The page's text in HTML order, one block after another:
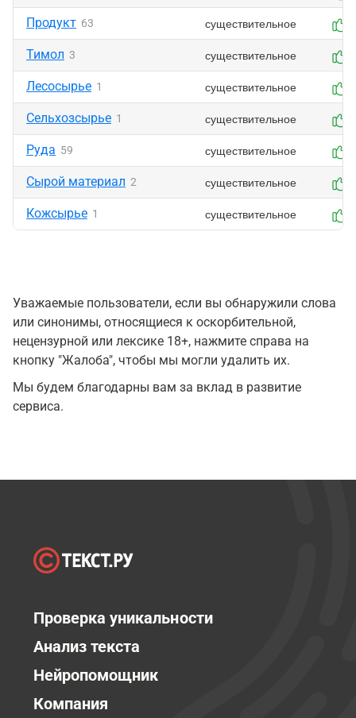
Продукт 63 существительное
Тимол 3 существительное
Лесосырье 1 существительное
Сельхозсырье 1 существительное
Руда 59 существительное
Сырой материал 2 существительное
Кожсырье 1 существительное
Уважаемые пользователи, если вы обнаружили слова
или синонимы, относящиеся к оскорбительной,
нецензурной или лексике 18+, нажмите справа на
кнопку "Жалоба", чтобы мы могли удалить их.
Мы будем благодарны вам за вклад в развитие
сервиса.
Проверка уникальности
Анализ текста
Нейропомощник
Компания